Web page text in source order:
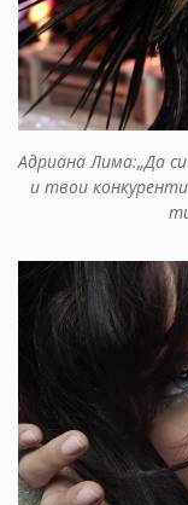
Адриана Лима:„Да
и твои